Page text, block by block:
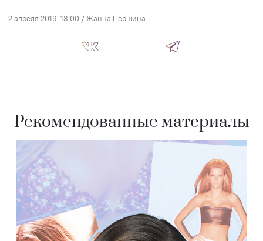
2 апреля 2019, 13:00 /Жанна Першина
Рекомендованные материалы